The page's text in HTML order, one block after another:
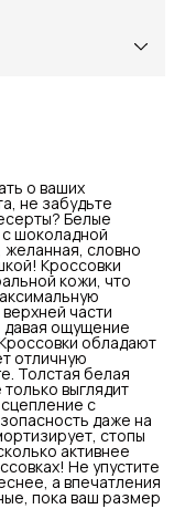
о ваших
не забудьте
Белые
шоколадной
словно
Кроссовки
кожи, что
части
давая ощущение
обладают
отличную
Толстая белая
выглядит
с
даже на
стопы
активнее
Не упустите
а впечатления
пока ваш размер